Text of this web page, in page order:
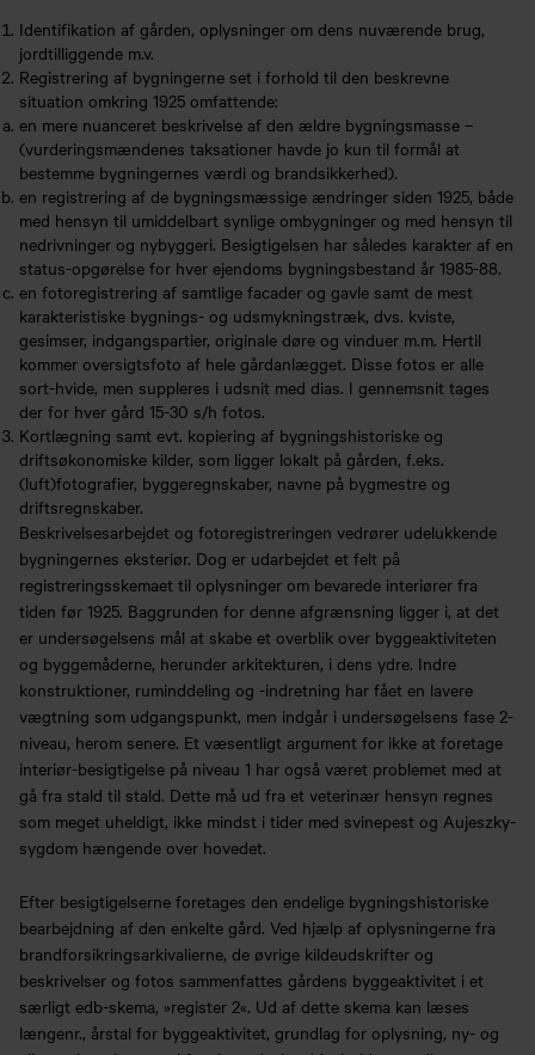
Identifikation af gården, oplysninger om dens nuværende brug,
jordtilliggende m.v.
Registrering af bygningerne set i forhold til den beskrevne
situation omkring 1925 omfattende:
en mere nuanceret beskrivelse af den ældre bygningsmasse –
(vurderingsmændenes taksationer havde jo kun til formål at
bestemme bygningernes værdi og brandsikkerhed).
en registrering af de bygningsmæssige ændringer siden 1925, både
med hensyn til umiddelbart synlige ombygninger og med hensyn til
nedrivninger og nybyggeri. Besigtigelsen har således karakter af en
status-opgørelse for hver ejendoms bygningsbestand år 1985-88.
en fotoregistrering af samtlige facader og gavle samt de mest
karakteristiske bygnings- og udsmykningstræk, dvs. kviste,
gesimser, indgangspartier, originale døre og vinduer m.m. Hertil
kommer oversigtsfoto af hele gårdanlægget. Disse fotos er alle
sort-hvide, men suppleres i udsnit med dias. I gennemsnit tages
der for hver gård 15-30 s/h fotos.
Kortlægning samt evt. kopiering af bygningshistoriske og
driftsøkonomiske kilder, som ligger lokalt på gården, f.eks.
(luft)fotografier, byggeregnskaber, navne på bygmestre og
driftsregnskaber.
Beskrivelsesarbejdet og fotoregistreringen vedrører udelukkende
bygningernes eksteriør. Dog er udarbejdet et felt på
registreringsskemaet til oplysninger om bevarede interiører fra
tiden før 1925. Baggrunden for denne afgrænsning ligger i, at det
er undersøgelsens mål at skabe et overblik over byggeaktiviteten
og byggemåderne, herunder arkitekturen, i dens ydre. Indre
konstruktioner, ruminddeling og -indretning har fået en lavere
vægtning som udgangspunkt, men indgår i undersøgelsens fase 2-
niveau, herom senere. Et væsentligt argument for ikke at foretage
interiør-besigtigelse på niveau 1 har også været problemet med at
gå fra stald til stald. Dette må ud fra et veterinær hensyn regnes
som meget uheldigt, ikke mindst i tider med svinepest og Aujeszky-
sygdom hængende over hovedet.
Efter besigtigelserne foretages den endelige bygningshistoriske
bearbejdning af den enkelte gård. Ved hjælp af oplysningerne fra
brandforsikringsarkivalierne, de øvrige kildeudskrifter og
beskrivelser og fotos sammenfattes gårdens byggeaktivitet i et
særligt edb-skema, »register 2«. Ud af dette skema kan læses
længenr., årstal for byggeaktivitet, grundlag for oplysning, ny- og